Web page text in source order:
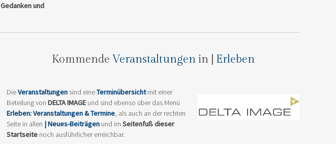
Gedanken und
Kommende Veranstaltungenin | Erleben
DieVeranstaltungen sind eineTerminübersicht mit einer
Beteilung von DELTA IMAGE und sind ebenso über das Menü
Erleben: Veranstaltungen & Termine , als auch an der rechten
Seite in allen | Neues-Beiträgen und im Seitenfuß dieser
Startseite noch ausführlicher erreichbar.